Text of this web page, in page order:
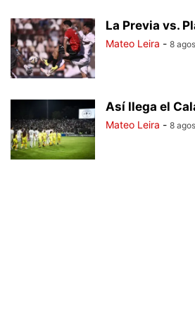
La Previa vs.
Mateo Leira - 8
Así llega el
Mateo Leira - 8